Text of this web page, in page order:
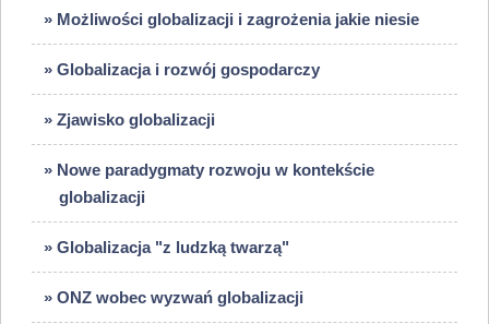
» Możliwości globalizacji i zagrożenia jakie niesie
» Globalizacja i rozwój gospodarczy
» Zjawisko globalizacji
» Nowe paradygmaty rozwoju w kontekście
globalizacji
» Globalizacja "z ludzką twarzą"
» ONZ wobec wyzwań globalizacji